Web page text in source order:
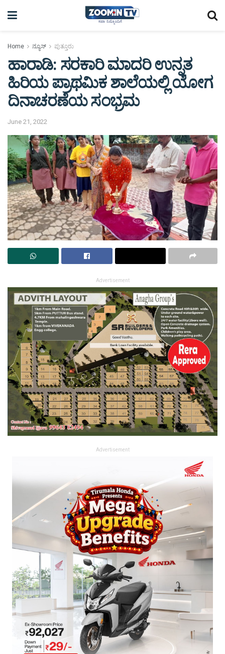
Home ನ್ಯೂಸ್ ಪುತ್ತೂರು
ಹಾರಾಡಿ: ಸರಕಾರಿ ಮಾದರಿ ಉನ್ನತ
ಹಿರಿಯ ಪ್ರಾಥಮಿಕ ಶಾಲೆಯಲ್ಲಿ ಯೋಗ
ದಿನಾಚರಣೆಯ ಸಂಭ್ರಮ
June 21, 2022
Advertisement
Advertisement